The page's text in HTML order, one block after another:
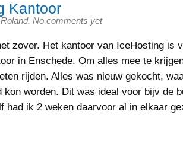
Kantoor
Roland. No comments yet
zover. Het kantoor van IceHosting is
in Enschede. Om alles mee te
rijden. Alles was nieuw gekocht,
kon worden. Dit was ideal voor bijv de
had ik 2 weken daarvoor al in elkaar